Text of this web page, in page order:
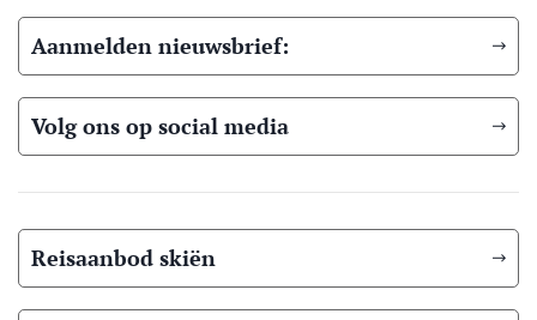
Aanmelden nieuwsbrief:
Volg ons op social media
Reisaanbod skiën